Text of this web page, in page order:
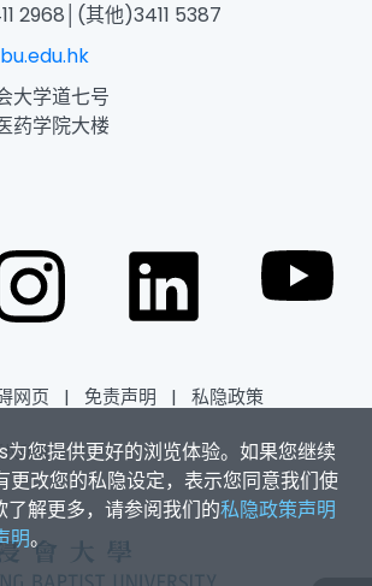
您提供更好的浏览体验。如果您继续
更改您的私隐设定，表示您同意我们使
解更多，请参阅我们的私隐政策声明
明。
2968│(其他)3411 5387
大学道七号
药学院大楼
网页 | 免责声明 | 私隐政策
所有